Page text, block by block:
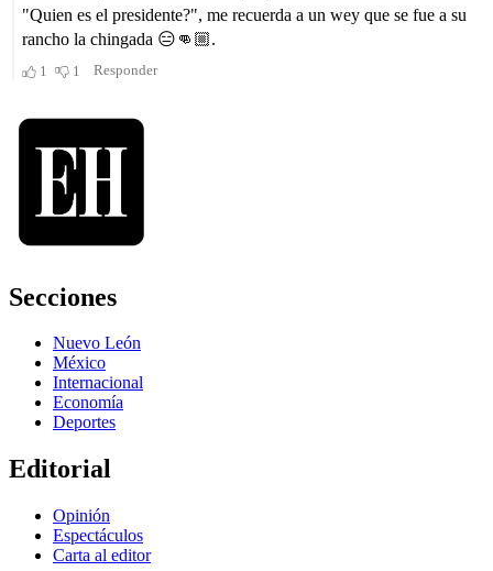
Secciones
Nuevo León
México
Internacional
Economía
Deportes
Editorial
Opinión
Espectáculos
Carta al editor